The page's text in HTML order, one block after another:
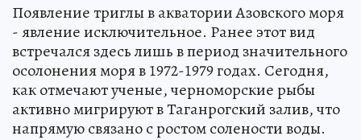
Появление триглы в акватории Азовского моря
- явление исключительное. Ранее этот вид
встречался здесь лишь в период значительного
осолонения моря в 1972-1979 годах. Сегодня,
как отмечают ученые, черноморские рыбы
активно мигрируют в Таганрогский залив, что
напрямую связано с ростом солености воды.